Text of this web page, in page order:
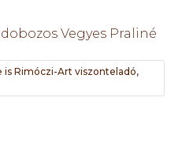
Vegyes Praliné
Rimóczi-Art viszonteladó,